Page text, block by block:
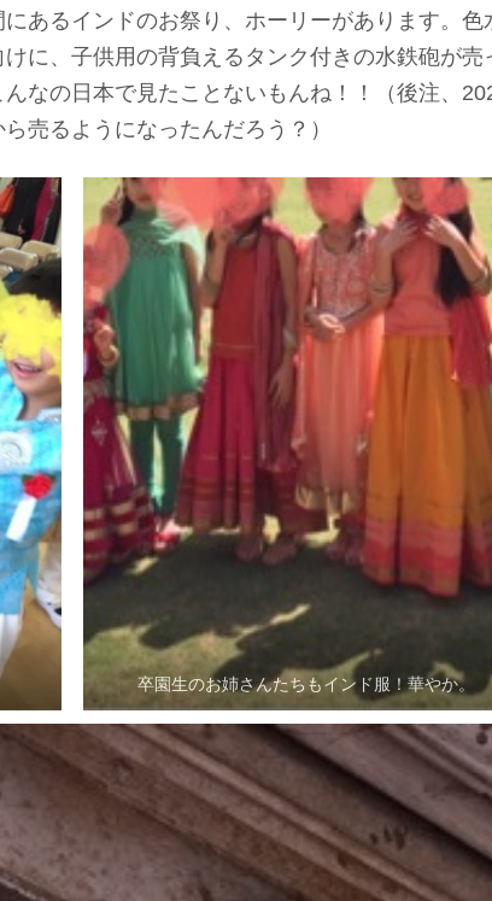
あるインドのお祭り、ホーリーがあります。
に、子供用の背負えるタンク付きの水鉄砲が
なの日本で見たことないもんね！！（後注、
売るようになったんだろう？）
卒園生のお姉さんたちもインド服！華やか。